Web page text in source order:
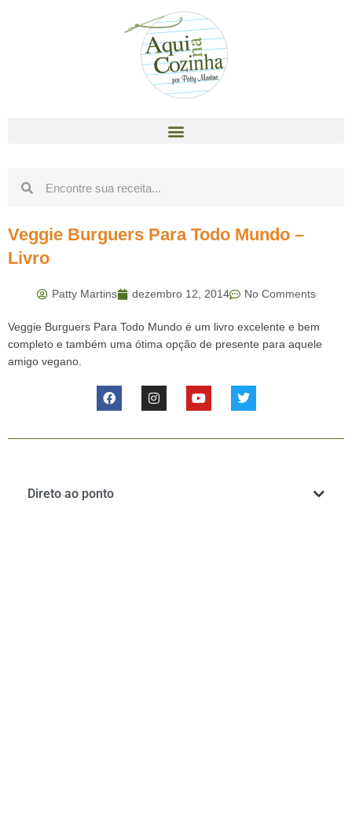
Veggie Burguers Para Todo Mundo –
Livro
Patty Martins dezembro 12, 2014 No Comments
Veggie Burguers Para Todo Mundo é um livro excelente e bem
completo e também uma ótima opção de presente para aquele
amigo vegano.
Direto ao ponto